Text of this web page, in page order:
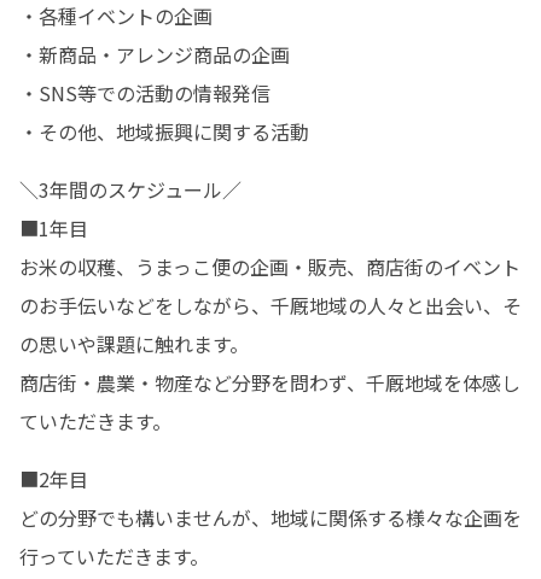
・各種イベントの企画
・新商品・アレンジ商品の企画
・SNS等での活動の情報発信
・その他、地域振興に関する活動
＼3年間のスケジュール／
■1年目
お米の収穫、うまっこ便の企画・販売、商店街のイベント
のお手伝いなどをしながら、千厩地域の人々と出会い、そ
の思いや課題に触れます。
商店街・農業・物産など分野を問わず、千厩地域を体感し
ていただきます。
■2年目
どの分野でも構いませんが、地域に関係する様々な企画を
行っていただきます。